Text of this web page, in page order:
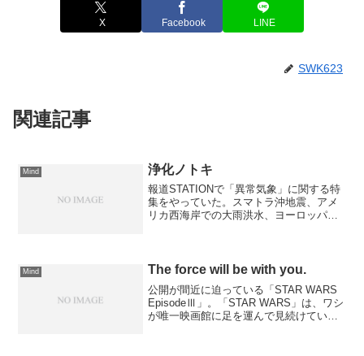
X Facebook LINE
SWK623
関連記事
Mind 浄化ノトキ
報道STATIONで「異常気象」に関する特
集をやっていた。スマトラ沖地震、アメ
リカ西海岸での大雨洪水、ヨーロッパの
そして、地球が自分...
Mind The force will be with you.
公開が間近に迫っている「STAR WARS
EpisodeⅢ」。「STAR WARS」は、ワシ
が唯一映画館に足を運んで見続けている